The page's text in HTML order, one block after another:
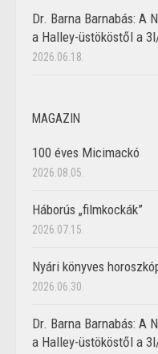
Dr. Barna Barnabás: A
a Halley-üstököstől a
2026.06.18.
MAGAZIN
100 éves Micimackó
2026.08.05.
Háborús „filmkockák”
2026.07.15.
Nyári könyves
2026.06.30.
Dr. Barna Barnabás: A
a Halley-üstököstől a